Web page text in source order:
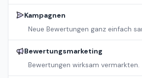
Kampagnen
Neue Bewertungen ganz einfach
Bewertungsmarketing
Bewertungen wirksam vermarkten.